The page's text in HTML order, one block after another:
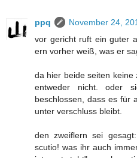
ppq
November 24,
vor gericht ruft ein guter
ern vorher weiß, was er
da hier beide seiten keine
entweder nicht. oder
beschlossen, dass es für
unter verschluss bleibt.
den zweiflern sei
scutio! was ihr auch